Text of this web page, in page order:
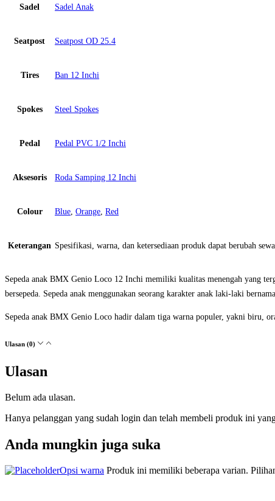
Sadel Sadel Anak
Seatpost Seatpost OD 25.4
Tires Ban 12 Inchi
Spokes Steel Spokes
Pedal Pedal PVC 1/2 Inchi
Aksesoris Roda Samping 12 Inchi
Colour Blue, Orange, Red
Keterangan Spesifikasi, warna, dan ketersediaan produk dapat berubah
Sepeda anak BMX Genio Loco 12 Inchi memiliki kualitas menengah yang
bersepeda. Sepeda anak menggunakan seorang karakter anak laki-laki
Sepeda anak BMX Genio Loco hadir dalam tiga warna populer, yakni biru,
Ulasan (0)
Ulasan
Belum ada ulasan.
Hanya pelanggan yang sudah login dan telah membeli produk ini
Anda mungkin juga suka
Opsi warna Produk ini memiliki beberapa varian.